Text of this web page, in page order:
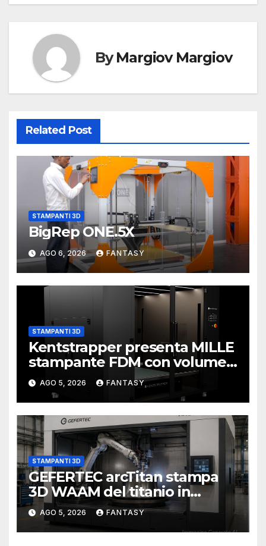
ByMargiov Margiov
Related Post
STAMPANTI 3D
BigRep ONE.5X
AGO 6, 2026 FANTASY
STAMPANTI 3D
Kentstrapper presenta MILLE
stampante FDM con volume
di stampa da un metro cubo
AGO 5, 2026 FANTASY
STAMPANTI 3D
GEFERTEC arcTitan stampa
3D WAAM del titanio in
camera inerte
AGO 5, 2026 FANTASY